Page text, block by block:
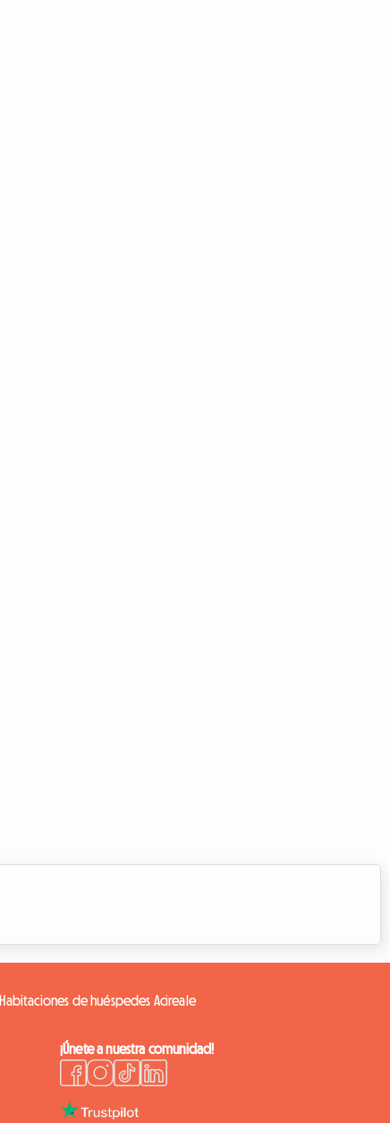
Habitaciones de huéspedes Acireale
¡Únete a nuestra comunidad!